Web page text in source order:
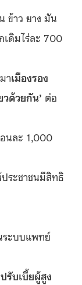
ข้าว ยาง มัน
เดิมไร่ละ 700
าเมืองรอง
วด้วยกัน’ ต่อ
นละ 1,000
ระชาชนมีสิทธิ
ะบบแพทย์
ปรับเบี้ยผู้สูง